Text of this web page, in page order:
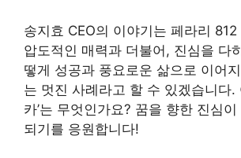
송지효 CEO의 이야기는 페라리 812
압도적인 매력과 더불어, 진심을 다
떻게 성공과 풍요로운 삶으로 이어
는 멋진 사례라고 할 수 있겠습니다.
카’는 무엇인가요? 꿈을 향한 진심
되기를 응원합니다!